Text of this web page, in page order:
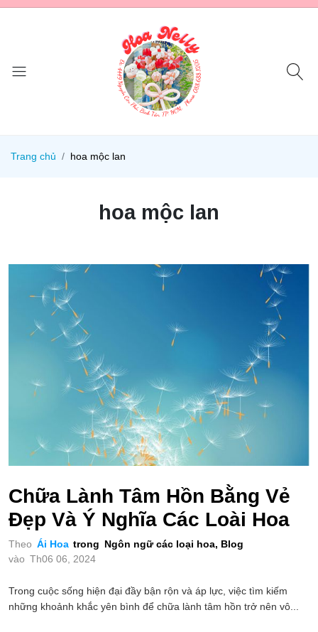
Trang chủ hoa mộc lan
hoa mộc lan
Chữa Lành Tâm Hồn Bằng Vẻ
Đẹp Và Ý Nghĩa Các Loài Hoa
Theo Ái Hoa trong Ngôn ngữ các loại hoa, Blog
vào Th06 06, 2024
Trong cuộc sống hiện đại đầy bận rộn và áp lực, việc tìm kiếm
những khoảnh khắc yên bình để chữa lành tâm hồn trở nên vô...